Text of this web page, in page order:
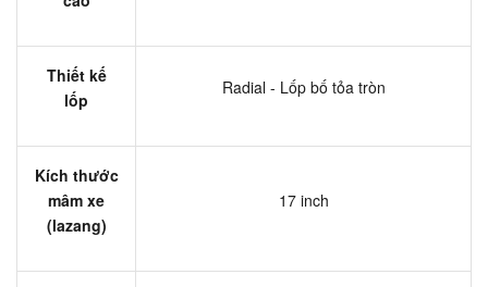
Thiết kế
lốp
Radial - Lốp bố tỏa tròn
Kích thước
mâm xe
(lazang)
17 inch